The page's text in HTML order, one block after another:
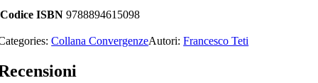
Codice ISBN 9788894615098
Collana ConvergenzeAutori:Francesco Teti